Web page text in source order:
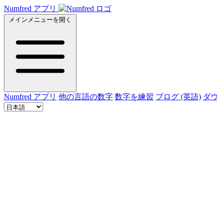
Numfred アプリ
メインメニューを開く
Numfred アプリ 他の言語の数字 数字を練習 ブログ (英語) ダ